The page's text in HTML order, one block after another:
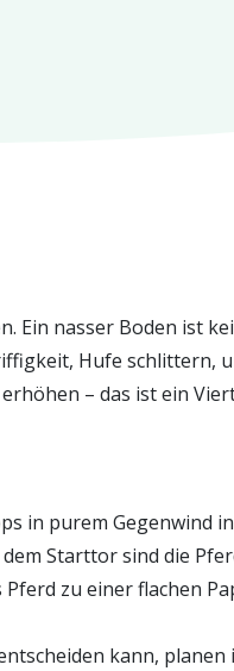
Ein nasser Boden ist
Hufe schlittern,
– das ist ein
in purem Gegenwind
Starttor sind die
zu einer flachen
kann,